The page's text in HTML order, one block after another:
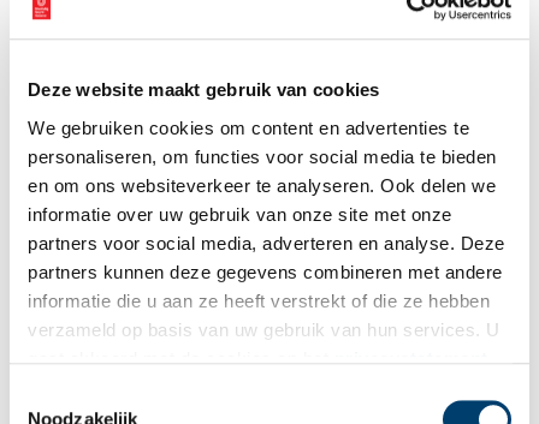
Deze website maakt gebruik van cookies
We gebruiken cookies om content en advertenties te
personaliseren, om functies voor social media te bieden
en om ons websiteverkeer te analyseren. Ook delen we
informatie over uw gebruik van onze site met onze
partners voor social media, adverteren en analyse. Deze
partners kunnen deze gegevens combineren met andere
informatie die u aan ze heeft verstrekt of die ze hebben
verzameld op basis van uw gebruik van hun services. U
Noodzakelijk
Boerderij Mariënbosch tot woonhuis verbouwd. Collectie Noord-Hollands Archief.
Boerderij wordt weer landhuis
In 1910 is het huis door brand verwoest en als een
herenboerderij herbouwd door de Amsterdamse architecten Van
Rossem en Vuyk. In 1940 werd het landgoed gesplitst waarbij de
boerderij met weilanden in handen kwam van R.E. Laan en het
duingebied werd gekocht door J.J. Laan.
R.E. Laan liet de boerderij onherkenbaar verbouwen en vergroten
Kempen keek voor het ontwerp naar voorname hofstedes in Zuid-